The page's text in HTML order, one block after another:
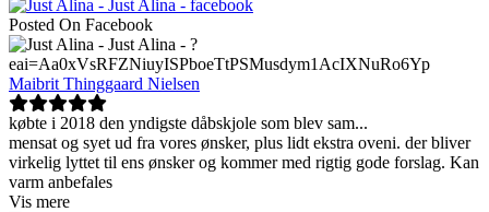
Posted On Facebook
Maibrit Thinggaard Nielsen
købte i 2018 den yndigste dåbskjole som blev sam...
mensat og syet ud fra vores ønsker, plus lidt ekstra oveni. der bliver
virkelig lyttet til ens ønsker og kommer med rigtig gode forslag. Kan
varm anbefales
Vis mere